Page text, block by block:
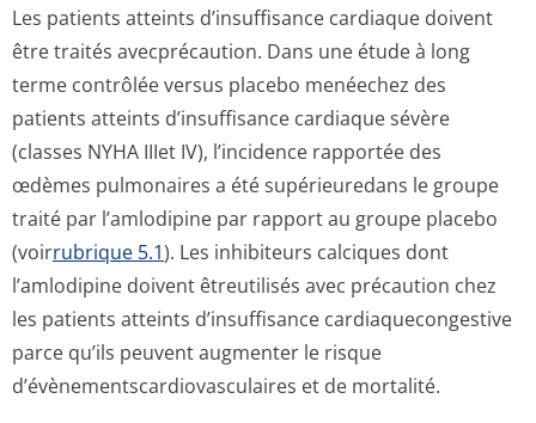
Les patients atteints d’insuffisance cardiaque doivent
être traités avecprécaution. Dans une étude à long
terme contrôlée versus placebo menéechez des
patients atteints d’insuffisance cardiaque sévère
(classes NYHA IIIet IV), l’incidence rapportée des
œdèmes pulmonaires a été supérieuredans le groupe
traité par l’amlodipine par rapport au groupe placebo
(voirrubrique 5.1). Les inhibiteurs calciques dont
l’amlodipine doivent êtreutilisés avec précaution chez
les patients atteints d’insuffisance cardiaquecongestive
parce qu’ils peuvent augmenter le risque
d’évènementscar­diovasculaires et de mortalité.